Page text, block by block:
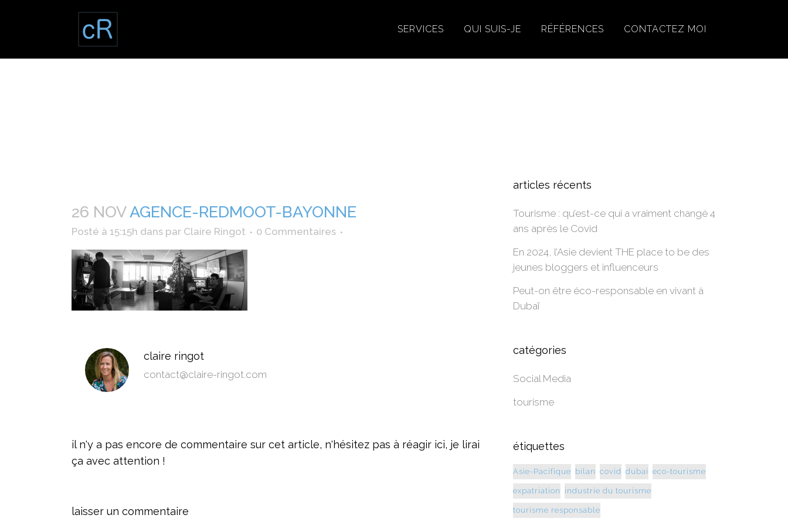
SERVICES QUI SUIS-JE RÉFÉRENCES CONTACTEZ MOI
26 NOVAGENCE-REDMOOT-BAYONNE
Posté à 15:15h dans par Claire Ringot 0 Commentaires
claire ringot
contact@claire-ringot.com
il n'y a pas encore de commentaire sur cet article, n'hésitez pas à réagir ici, je lirai
ça avec attention !
laisser un commentaire
articles récents
Tourisme : qu’est-ce qui a vraiment changé 4
ans après le Covid
En 2024, l’Asie devient THE place to be des
jeunes bloggers et influenceurs
Peut-on être éco-responsable en vivant à
Dubaï
catégories
Social Media
tourisme
étiquettes
Asie-Pacifique bilan covid dubai eco-tourisme
expatriation industrie du tourisme
tourisme responsable